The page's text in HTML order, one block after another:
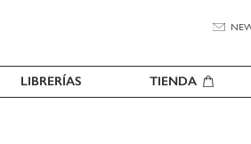
LIBRERÍAS TIENDA